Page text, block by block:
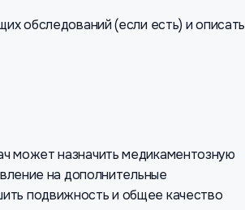
обследований (если есть) и описать
может назначить медикаментозную
на дополнительные
подвижность и общее качество